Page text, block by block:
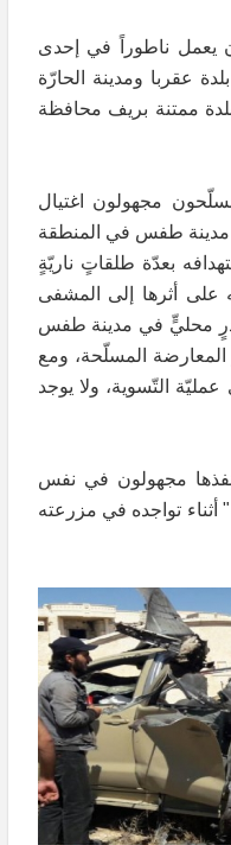
يعمل ناطوراً في إحدى
عقربا ومدينة الحارّة
ممتنة بريف محافظة
حاول مسلّحون مجهولون اغتيال
طفس في المنطقة
بعدّة طلقاتٍ ناريّةٍ
على أثرها إلى المشفى
محليٍّ في مدينة طفس
المسلّحة، ومع
التّسوية، ولا يوجد
مجهولون في نفس
أثناء تواجده في مزرعته